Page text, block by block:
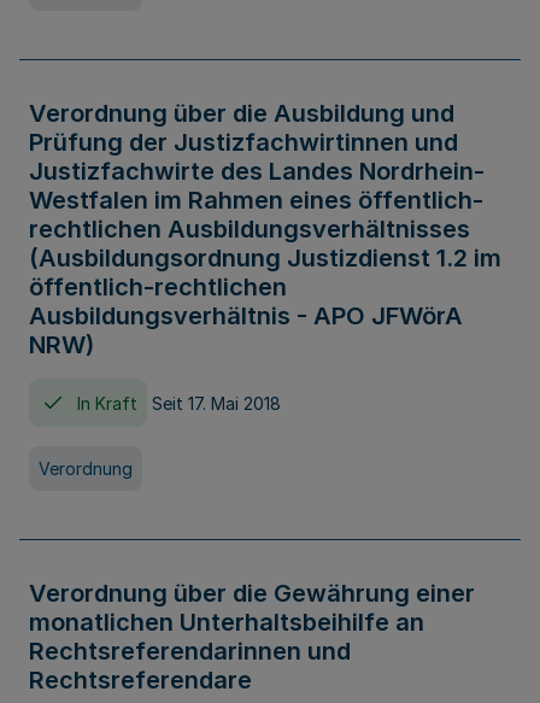
Verordnung über die Ausbildung und
Prüfung der Justizfachwirtinnen und
Justizfachwirte des Landes Nordrhein-
Westfalen im Rahmen eines öffentlich-
rechtlichen Ausbildungsverhältnisses
(Ausbildungsordnung Justizdienst 1.2 im
öffentlich-rechtlichen
Ausbildungsverhältnis - APO JFWörA
NRW)
In Kraft Seit 17. Mai 2018
Verordnung
Verordnung über die Gewährung einer
monatlichen Unterhaltsbeihilfe an
Rechtsreferendarinnen und
Rechtsreferendare